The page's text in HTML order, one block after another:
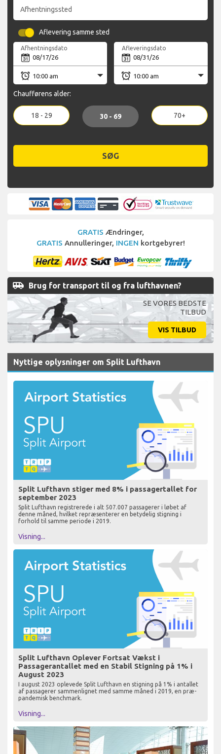
Afhentningssted
Aflevering samme sted
Afhentningsdato Afleveringsdato
Chaufførens alder:
18 - 29 30 - 69 70+
SØG
GRATIS Ændringer,
GRATIS Annulleringer, INGEN kortgebyrer!
airport_shuttle Brug for transport til og fra lufthavnen?
SE VORES BEDSTE
TILBUD
VIS TILBUD
Nyttige oplysninger om Split Lufthavn
Split Lufthavn stiger med 8% i passagertallet for
september 2023
Split Lufthavn registrerede i alt 507.007 passagerer i løbet af
denne måned, hvilket repræsenterer en betydelig stigning i
forhold til samme periode i 2019.
Visning...
Split Lufthavn Oplever Fortsat Vækst i
Passagerantallet med en Stabil Stigning på 1% i
August 2023
I august 2023 oplevede Split Lufthavn en stigning på 1% i antallet
af passagerer sammenlignet med samme måned i 2019, en præ-
pandemisk benchmark.
Visning...